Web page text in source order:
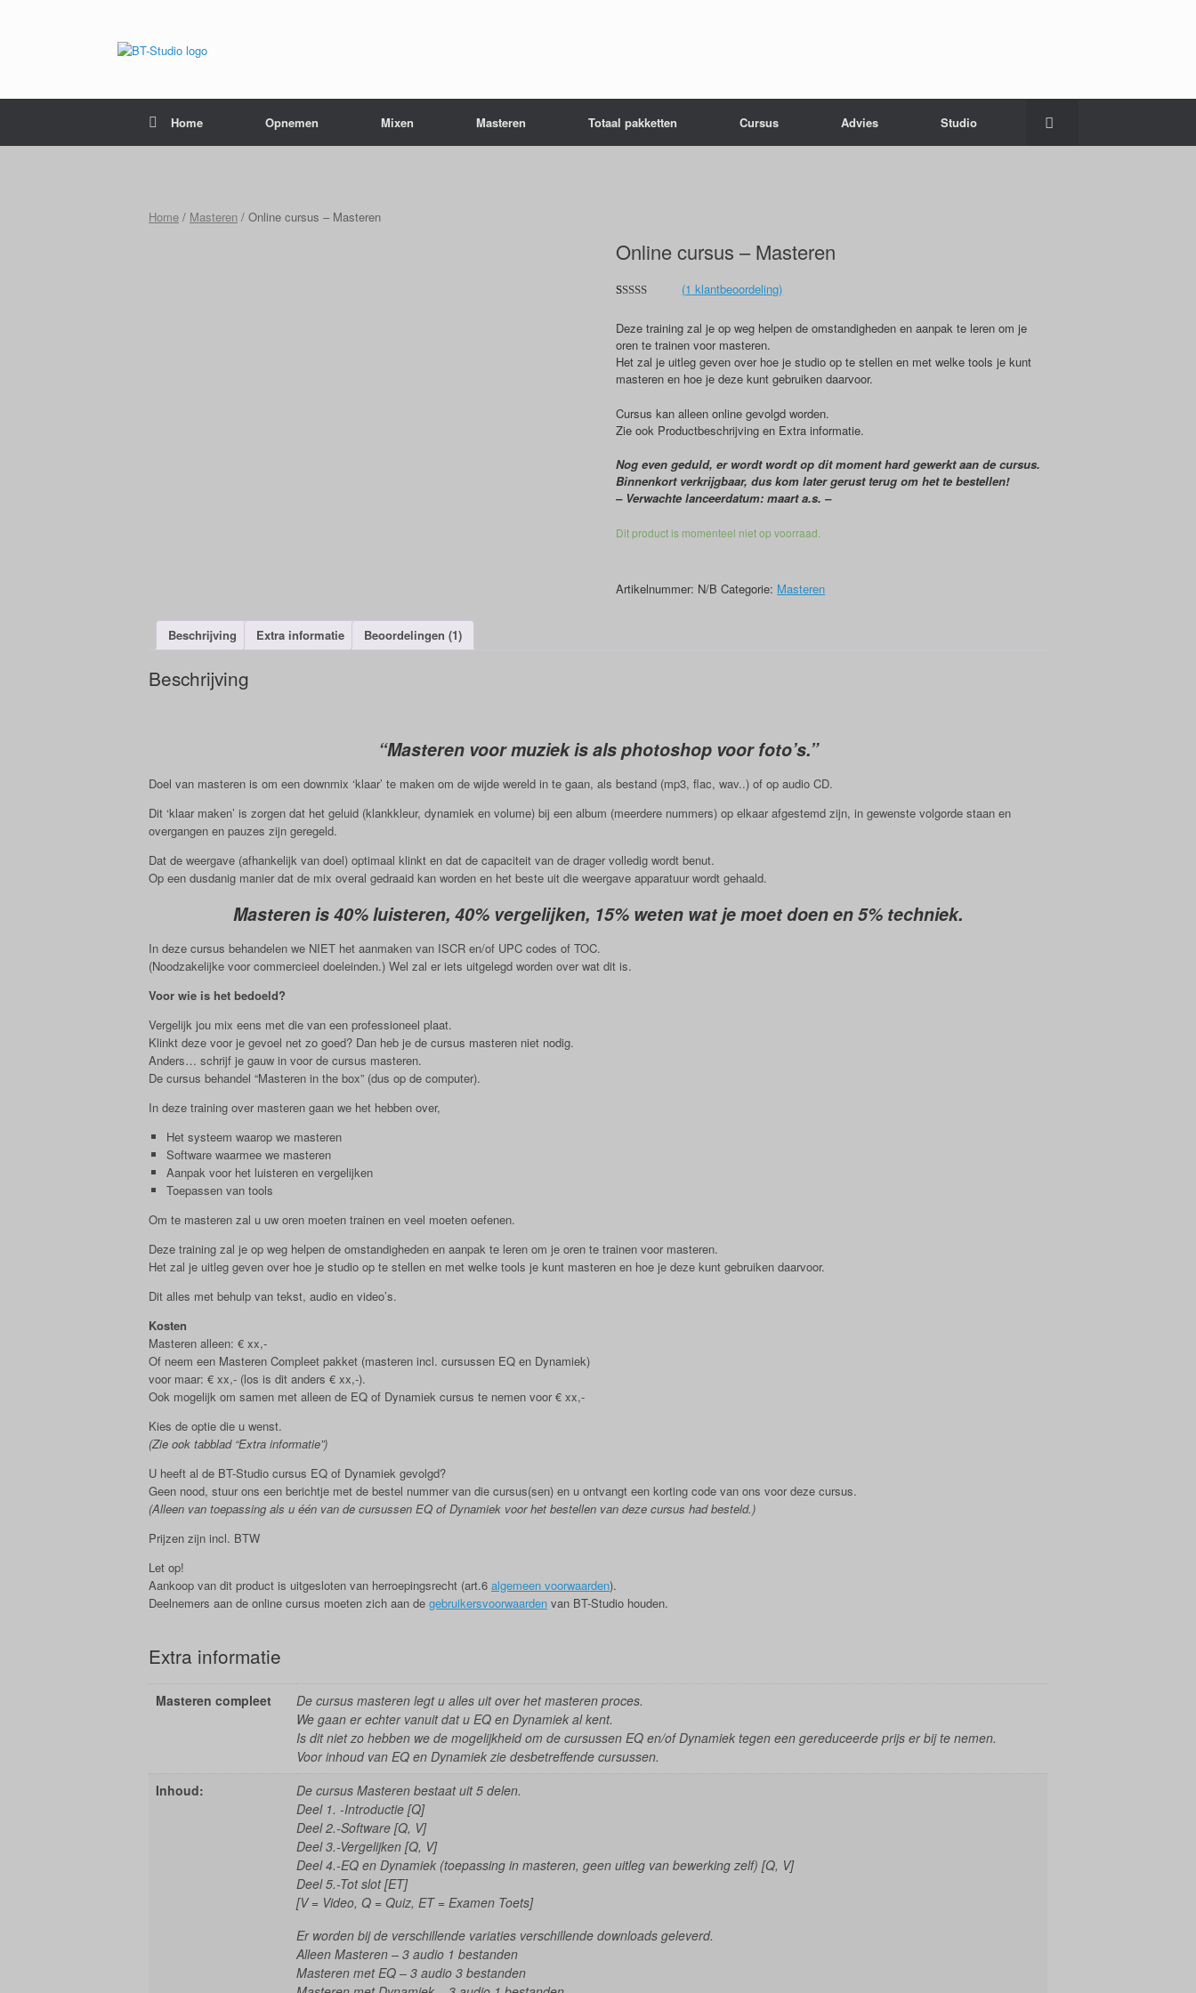
Home Opnemen Mixen Masteren Totaal pakketten Cursus Advies Studio
Home / Masteren / Online cursus – Masteren
Online cursus – Masteren
gebaseerd
op
klantbeoordeling
(1 klantbeoordeling)
Deze training zal je op weg helpen de omstandigheden en aanpak te leren om je
oren te trainen voor masteren.
Het zal je uitleg geven over hoe je studio op te stellen en met welke tools je kunt
masteren en hoe je deze kunt gebruiken daarvoor.
Cursus kan alleen online gevolgd worden.
Zie ook Productbeschrijving en Extra informatie.
Nog even geduld, er wordt wordt op dit moment hard gewerkt aan de cursus.
Binnenkort verkrijgbaar, dus kom later gerust terug om het te bestellen!
– Verwachte lanceerdatum: maart a.s. –
Dit product is momenteel niet op voorraad.
Artikelnummer: N/B Categorie: Masteren
Beschrijving Extra informatie Beoordelingen (1)
Beschrijving
“Masteren voor muziek is als photoshop voor foto’s.”
Doel van masteren is om een downmix ‘klaar’ te maken om de wijde wereld in te gaan, als bestand (mp3, flac, wav..) of op audio CD.
Dit ‘klaar maken’ is zorgen dat het geluid (klankkleur, dynamiek en volume) bij een album (meerdere nummers) op elkaar afgestemd zijn, in gewenste volgorde staan en
overgangen en pauzes zijn geregeld.
Dat de weergave (afhankelijk van doel) optimaal klinkt en dat de capaciteit van de drager volledig wordt benut.
Op een dusdanig manier dat de mix overal gedraaid kan worden en het beste uit die weergave apparatuur wordt gehaald.
Masteren is 40% luisteren, 40% vergelijken, 15% weten wat je moet doen en 5% techniek.
In deze cursus behandelen we NIET het aanmaken van ISCR en/of UPC codes of TOC.
(Noodzakelijke voor commercieel doeleinden.) Wel zal er iets uitgelegd worden over wat dit is.
Voor wie is het bedoeld?
Vergelijk jou mix eens met die van een professioneel plaat.
Klinkt deze voor je gevoel net zo goed? Dan heb je de cursus masteren niet nodig.
Anders… schrijf je gauw in voor de cursus masteren.
De cursus behandel “Masteren in the box” (dus op de computer).
In deze training over masteren gaan we het hebben over,
Het systeem waarop we masteren
Software waarmee we masteren
Aanpak voor het luisteren en vergelijken
Toepassen van tools
Om te masteren zal u uw oren moeten trainen en veel moeten oefenen.
Deze training zal je op weg helpen de omstandigheden en aanpak te leren om je oren te trainen voor masteren.
Het zal je uitleg geven over hoe je studio op te stellen en met welke tools je kunt masteren en hoe je deze kunt gebruiken daarvoor.
Dit alles met behulp van tekst, audio en video’s.
Kosten
Masteren alleen: € xx,-
Of neem een Masteren Compleet pakket (masteren incl. cursussen EQ en Dynamiek)
voor maar: € xx,- (los is dit anders € xx,-).
Ook mogelijk om samen met alleen de EQ of Dynamiek cursus te nemen voor € xx,-
Kies de optie die u wenst.
(Zie ook tabblad “Extra informatie”)
U heeft al de BT-Studio cursus EQ of Dynamiek gevolgd?
Geen nood, stuur ons een berichtje met de bestel nummer van die cursus(sen) en u ontvangt een korting code van ons voor deze cursus.
(Alleen van toepassing als u één van de cursussen EQ of Dynamiek voor het bestellen van deze cursus had besteld.)
Prijzen zijn incl. BTW
Let op!
Aankoop van dit product is uitgesloten van herroepingsrecht (art.6 algemeen voorwaarden).
Deelnemers aan de online cursus moeten zich aan de gebruikersvoorwaarden van BT-Studio houden.
Extra informatie
Masteren compleet
De cursus masteren legt u alles uit over het masteren proces.
We gaan er echter vanuit dat u EQ en Dynamiek al kent.
Is dit niet zo hebben we de mogelijkheid om de cursussen EQ en/of Dynamiek tegen een gereduceerde prijs er bij te nemen.
Voor inhoud van EQ en Dynamiek zie desbetreffende cursussen.
Inhoud:
De cursus Masteren bestaat uit 5 delen.
Deel 1. -Introductie [Q]
Deel 2.-Software [Q, V]
Deel 3.-Vergelijken [Q, V]
Deel 4.-EQ en Dynamiek (toepassing in masteren, geen uitleg van bewerking zelf) [Q, V]
Deel 5.-Tot slot [ET]
[V = Video, Q = Quiz, ET = Examen Toets]
Er worden bij de verschillende variaties verschillende downloads geleverd.
Alleen Masteren – 3 audio 1 bestanden
Masteren met EQ – 3 audio 3 bestanden